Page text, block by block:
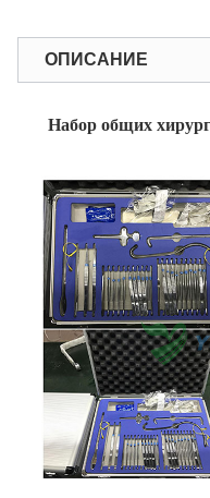
ОПИСАНИЕ
Набор общих